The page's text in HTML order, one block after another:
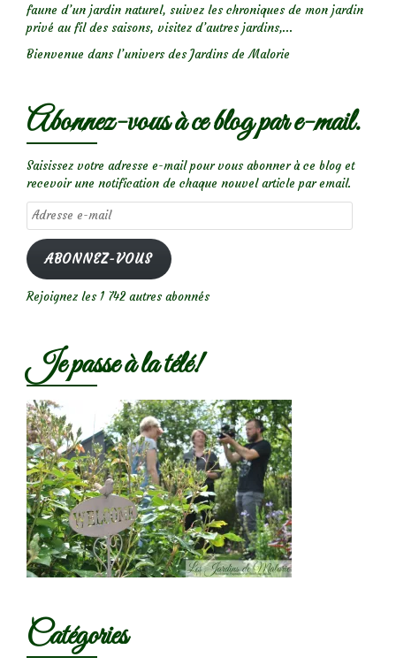
faune d’un jardin naturel, suivez les chroniques de mon jardin
privé au fil des saisons, visitez d’autres jardins,...
Bienvenue dans l’univers des Jardins de Malorie
Abonnez-vous à ce blog par e-mail.
Saisissez votre adresse e-mail pour vous abonner à ce blog et
recevoir une notification de chaque nouvel article par email.
Adresse
e-
mail
ABONNEZ-VOUS
Rejoignez les 1 742 autres abonnés
Je passe à la télé!
Catégories